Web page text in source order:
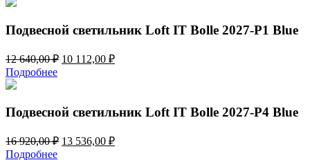
150,00 ₽.
Подвесной светильник Loft IT Bolle 2027-P1 Blue
12 640,00₽ Первоначальная
640,00 ₽.
10 112,00 ₽Текущая
Подробнее
Подвесной светильник Loft IT Bolle 2027-P4 Blue
16 920,00₽ Первоначальная
13 536,00 ₽Текущая
Подробнее